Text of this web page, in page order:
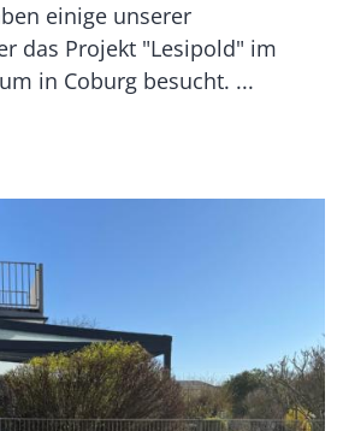
einige unserer
das Projekt "Lesipold" im
in Coburg besucht. ...